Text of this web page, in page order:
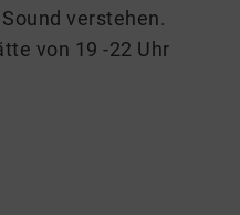
verstehen.
von 19 -22 Uhr